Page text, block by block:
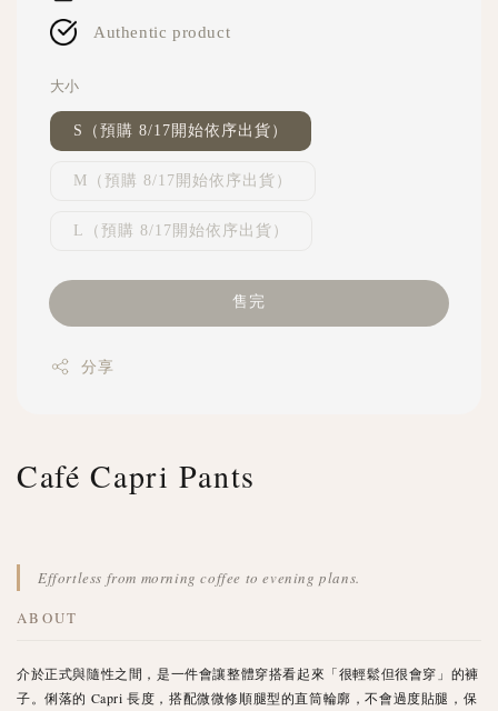
Authentic product
大小
S（預購 8/17開始依序出貨）
M（預購 8/17開始依序出貨）
L（預購 8/17開始依序出貨）
售完
分享
Café Capri Pants
Effortless from morning coffee to evening plans.
ABOUT
介於正式與隨性之間，是一件會讓整體穿搭看起來「很輕鬆但很會穿」的褲
子。俐落的 Capri 長度，搭配微微修順腿型的直筒輪廓，不會過度貼腿，保